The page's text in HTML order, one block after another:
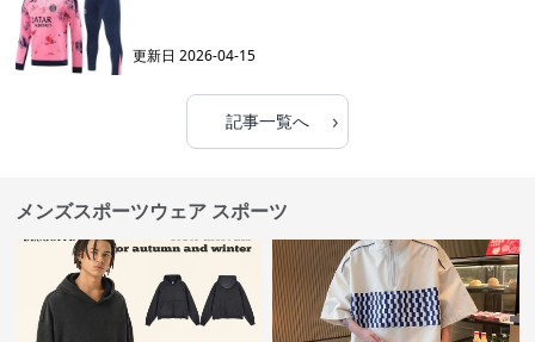
更新日2026-04-15
記事一覧へ ›
メンズスポーツウェア スポーツ